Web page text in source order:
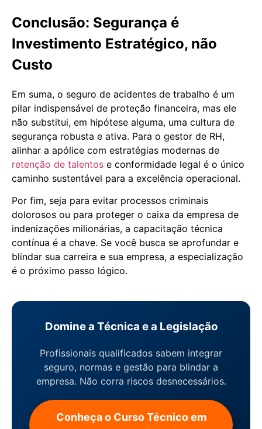
Conclusão: Segurança é
Investimento Estratégico, não
Custo
Em suma, o seguro de acidentes de trabalho é um
pilar indispensável de proteção financeira, mas ele
não substitui, em hipótese alguma, uma cultura de
segurança robusta e ativa. Para o gestor de RH,
alinhar a apólice com estratégias modernas de
retenção de talentos e conformidade legal é o único
caminho sustentável para a excelência operacional.
Por fim, seja para evitar processos criminais
dolorosos ou para proteger o caixa da empresa de
indenizações milionárias, a capacitação técnica
contínua é a chave. Se você busca se aprofundar e
blindar sua carreira e sua empresa, a especialização
é o próximo passo lógico.
Domine a Técnica e a Legislação
Profissionais qualificados sabem integrar
seguro, normas e gestão para blindar a
empresa. Não corra riscos desnecessários.
Conheça o Curso Técnico em